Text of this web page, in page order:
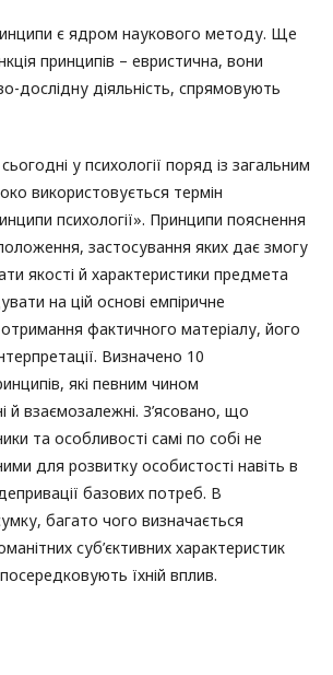
є ядром наукового методу. Ще
принципів – евристична, вони
дослідну діяльність, спрямовують
у психології поряд із загальним
використовується термін
психології». Принципи пояснення
застосування яких дає змогу
якості й характеристики предмета
на цій основі емпіричне
фактичного матеріалу, його
Визначено 10
які певним чином
й взаємозалежні. З’ясовано, що
та особливості самі по собі не
для розвитку особистості навіть в
базових потреб. В
багато чого визначається
суб’єктивних характеристик
їхній вплив.